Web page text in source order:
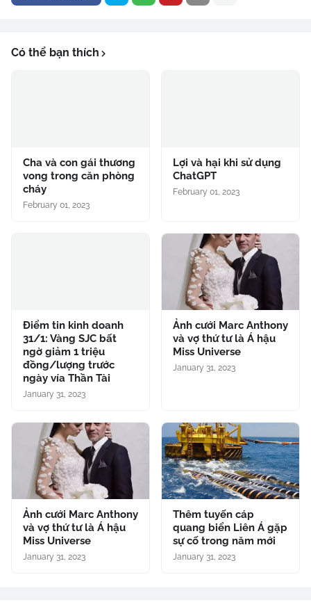
Có thể bạn thích
Cha và con gái thương
vong trong căn phòng
cháy
February 01, 2023
Lợi và hại khi sử dụng
ChatGPT
February 01, 2023
Điểm tin kinh doanh
31/1: Vàng SJC bất
ngờ giảm 1 triệu
đồng/lượng trước
ngày vía Thần Tài
January 31, 2023
Ảnh cưới Marc Anthony
và vợ thứ tư là Á hậu
Miss Universe
January 31, 2023
Ảnh cưới Marc Anthony
và vợ thứ tư là Á hậu
Miss Universe
January 31, 2023
Thêm tuyến cáp
quang biển Liên Á gặp
sự cố trong năm mới
January 31, 2023